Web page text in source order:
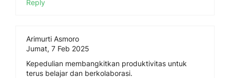
Reply
Arimurti Asmoro
Jumat, 7 Feb 2025
Kepedulian membangkitkan produktivitas untuk
terus belajar dan berkolaborasi.